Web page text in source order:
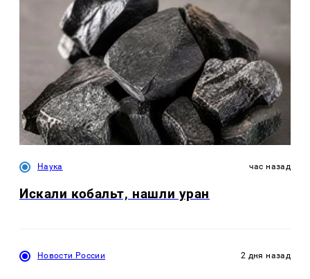
Наука час назад
Искали кобальт, нашли уран
Новости России 2 дня назад